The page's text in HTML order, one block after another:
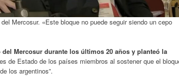
Mercosur. «Este bloque no puede seguir siendo un cepo
Mercosur durante los últimos 20 años y planteó la
de Estado de los países miembros al sostener que el
los argentinos”.